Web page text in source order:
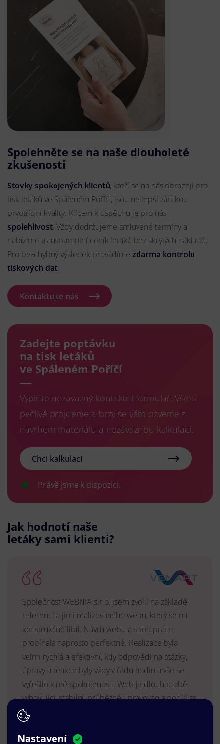
Spolehněte se na naše dlouholeté
zkušenosti
Stovky spokojených klientů, kteří se na nás obracejí pro
tisk letáků ve Spáleném Poříčí, jsou nejlepší zárukou
prvotřídní kvality. Klíčem k úspěchu je pro nás
spolehlivost. Vždy dodržujeme smluvené termíny a
nabízíme transparentní ceník letáků bez skrytých nákladů.
Pro bezchybný výsledek provádíme zdarma kontrolu
tiskových dat.
Kontaktujte nás
Zadejte poptávku
na tisk letáků
ve Spáleném Poříčí
Vyplňte nezávazný kontaktní formulář. Vše si
pečlivě projdeme a brzy se vám ozveme s
návrhem materiálu a nezávaznou kalkulací.
Chci kalkulaci
Právě jsme k dispozici.
Jak hodnotí naše
letáky sami klienti?
Společnost WEBNIA s.r.o. jsem zvolil na základě
referencí a jimi realizovaného webu, který se mi
konstrukčně libíl. Návrh webu a spolupráce
probíhala naprosto perfektně. Realizace byla
velmi rychlá a efektivní, kdy odpovědi na otázky,
úpravy a reakce byly vždy v řádu hodin a vše se
vyřešilo k mé spokojenosti. Web je dlouhodobě
vyhovující, stabilní, průběžně upravován a podílí se
na pozitivním vnímání naší značky.
MUDr. Radek Vyšohlíd
Nastavení